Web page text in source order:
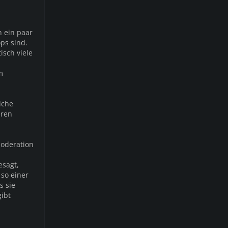
ein paar
sind.
viele
einer
sie